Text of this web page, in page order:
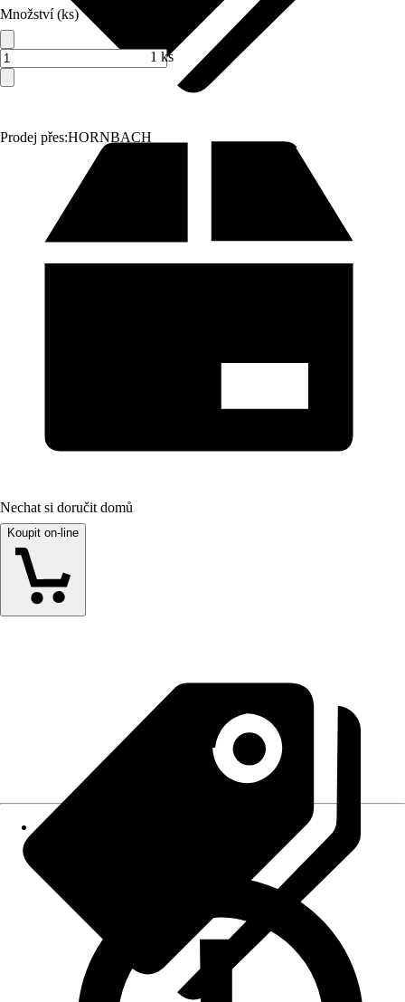
Prodej přes:HORNBACH
Množství (ks)
1 ks
Nechat si doručit domů
Koupit on-line